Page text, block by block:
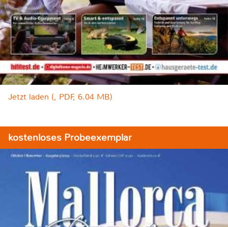
Jetzt laden (, PDF, 6.04 MB)
kostenloses Probeexemplar